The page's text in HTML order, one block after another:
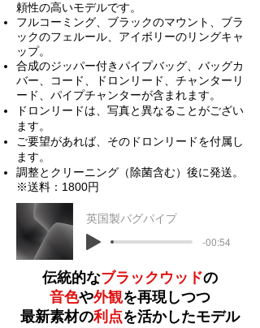
頼性の高いモデルです。
フルコーミング、ブラックのマウント、ブラ
ックのフェルール、アイボリーのリングキャ
ップ。
合成のジッパー付きパイプバッグ、バッグカ
バー、コード、ドロンリード、チャンターリ
ード、パイプチャンターが含まれます。
​​ドロンリードは、写真と異なることがござい
ます。
ご要望があれば、そのドロンリードを付属し
ます。
調整とクリーニング（除菌含む）後に発送。
※送料：1800円
英国製バグパイプ
-00:54
伝統的なブラックウッドの
音色や外観を再現しつつ
最新素材の利点を活かしたモデル